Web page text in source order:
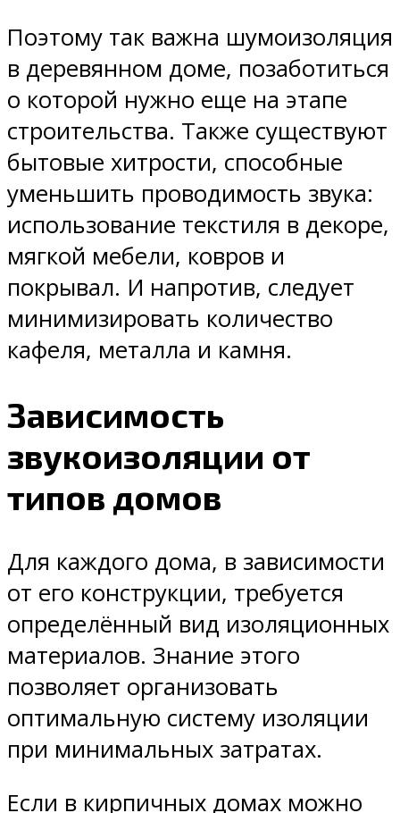
Поэтому так важна шумоизоляция
в деревянном доме, позаботиться
о которой нужно еще на этапе
строительства. Также существуют
бытовые хитрости, способные
уменьшить проводимость звука:
использование текстиля в декоре,
мягкой мебели, ковров и
покрывал. И напротив, следует
минимизировать количество
кафеля, металла и камня.
Зависимость
звукоизоляции от
типов домов
Для каждого дома, в зависимости
от его конструкции, требуется
определённый вид изоляционных
материалов. Знание этого
позволяет организовать
оптимальную систему изоляции
при минимальных затратах.
Если в кирпичных домах можно